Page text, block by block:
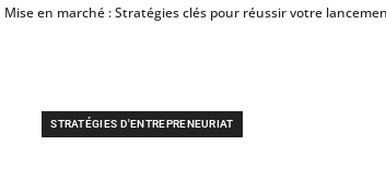
Mise en marché : Stratégies clés pour réussir votre
STRATÉGIES D'ENTREPRENEURIAT